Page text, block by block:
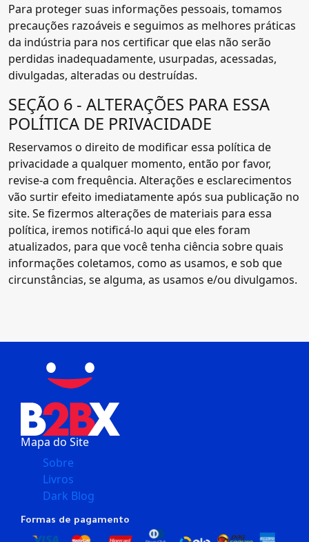
Para proteger suas informações pessoais, tomamos
precauções razoáveis e seguimos as melhores práticas
da indústria para nos certificar que elas não serão
perdidas inadequadamente, usurpadas, acessadas,
divulgadas, alteradas ou destruídas.
SEÇÃO 6 - ALTERAÇÕES PARA ESSA
POLÍTICA DE PRIVACIDADE
Reservamos o direito de modificar essa política de
privacidade a qualquer momento, então por favor,
revise-a com frequência. Alterações e esclarecimentos
vão surtir efeito imediatamente após sua publicação no
site. Se fizermos alterações de materiais para essa
política, iremos notificá-lo aqui que eles foram
atualizados, para que você tenha ciência sobre quais
informações coletamos, como as usamos, e sob que
circunstâncias, se alguma, as usamos e/ou divulgamos.
Mapa do Site
Sobre
Livros
Dark Blog
Formas de pagamento